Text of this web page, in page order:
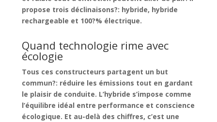
propose trois déclinaisons?: hybride, hybride
rechargeable et 100?% électrique.
Quand technologie rime avec
écologie
Tous ces constructeurs partagent un but
commun?: réduire les émissions tout en gardant
le plaisir de conduite. L’hybride s’impose comme
l’équilibre idéal entre performance et conscience
écologique. Et au-delà des chiffres, c’est une